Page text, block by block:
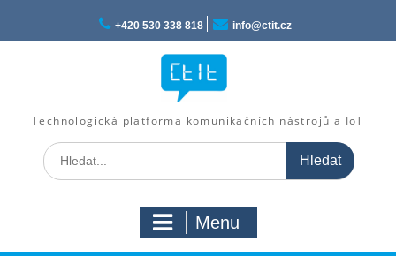
content
+420 530 338 818 info@ctit.cz
Technologická platforma komunikačních nástrojů a IoT
Search
for:
Menu